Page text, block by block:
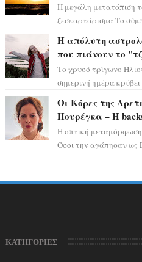
Η μεγάλη μετατόπιση
ξεσκαρτάρισμα Το
Η απόλυτη
που πιάνουν το
Το χρυσό τρίγωνο
σημερινή ημέρα
Οι Κόρες της
Πουρέγκα – H
Η οπτική
Όσοι την αγάπησαν ως
ΚΑΤΗΓΟΡΙΕΣ